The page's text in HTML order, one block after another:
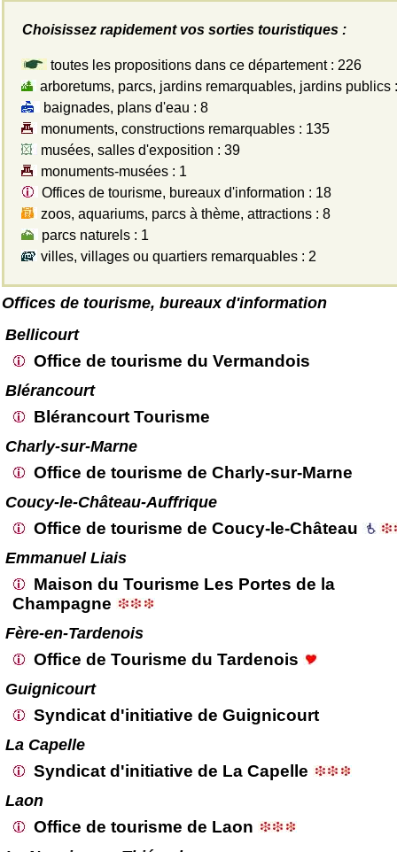
Choisissez rapidement vos sorties touristiques :
toutes les propositions dans ce département : 226
arboretums, parcs, jardins remarquables, jardins publics
baignades, plans d'eau : 8
monuments, constructions remarquables : 135
musées, salles d'exposition : 39
monuments-musées : 1
Offices de tourisme, bureaux d'information : 18
zoos, aquariums, parcs à thème, attractions : 8
parcs naturels : 1
villes, villages ou quartiers remarquables : 2
Offices de tourisme, bureaux d'information
Bellicourt
Office de tourisme du Vermandois
Blérancourt
Blérancourt Tourisme
Charly-sur-Marne
Office de tourisme de Charly-sur-Marne
Coucy-le-Château-Auffrique
Office de tourisme de Coucy-le-Château
Emmanuel Liais
Maison du Tourisme Les Portes de la
Champagne
Fère-en-Tardenois
Office de Tourisme du Tardenois
Guignicourt
Syndicat d'initiative de Guignicourt
La Capelle
Syndicat d'initiative de La Capelle
Laon
Office de tourisme de Laon